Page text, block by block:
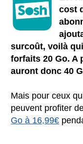
cost
surcoût, voilà
forfaits 20 Go. A
auront donc 40
Mais pour ceux
peuvent profiter
Go à 16,99€